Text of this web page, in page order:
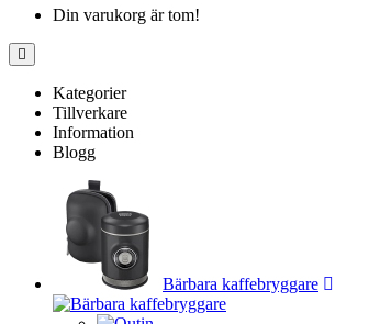
Din varukorg är tom!
Kategorier
Tillverkare
Information
Blogg
Bärbara kaffebryggare